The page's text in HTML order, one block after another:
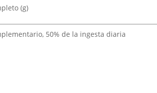
(g)
50% de la ingesta diaria